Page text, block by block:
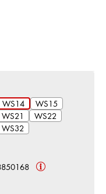
WS14
WS15
WS21
WS22
WS32